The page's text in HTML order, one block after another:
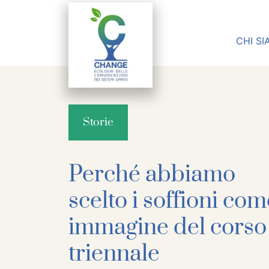
Navigazione principale
Navigazione principale
CHI
Storie
Perché abbiamo
scelto i soffioni
immagine del corso
triennale